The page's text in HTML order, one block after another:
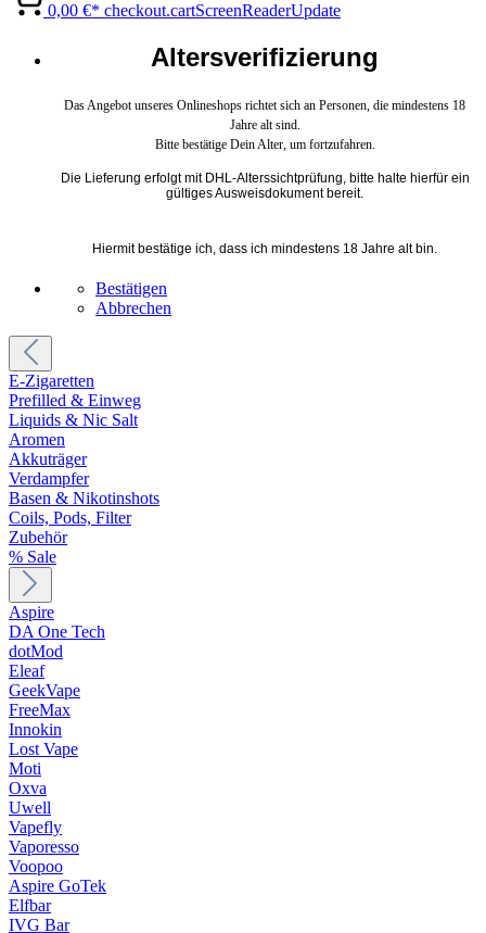
0,00 €* checkout.cartScreenReaderUpdate
Altersverifizierung
Das Angebot unseres Onlineshops richtet sich an Personen, die mindestens 18
Jahre alt sind.
Bitte bestätige Dein Alter, um fortzufahren.
Die Lieferung erfolgt mit DHL-Alterssichtprüfung, bitte halte hierfür ein
gültiges Ausweisdokument bereit.
Hiermit bestätige ich, dass ich mindestens 18 Jahre alt bin.
Bestätigen
Abbrechen
E-Zigaretten
Prefilled & Einweg
Liquids & Nic Salt
Aromen
Akkuträger
Verdampfer
Basen & Nikotinshots
Coils, Pods, Filter
Zubehör
% Sale
Aspire
DA One Tech
dotMod
Eleaf
GeekVape
FreeMax
Innokin
Lost Vape
Moti
Oxva
Uwell
Vapefly
Vaporesso
Voopoo
Aspire GoTek
Elfbar
IVG Bar